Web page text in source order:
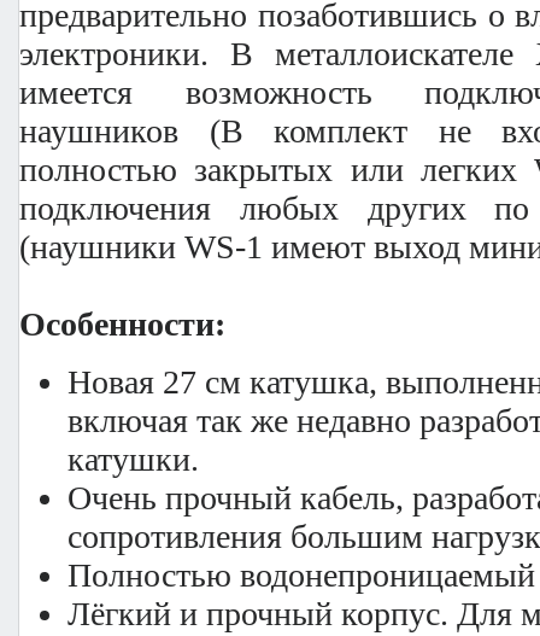
предварительно позаботившись о
электроники. В
имеется возможность
наушников (В комплект не
полностью закрытых или легких
подключения любых других
(наушники WS-1 имеют выход
Особенности:
Новая 27 см катушка,
включая так же недавно
катушки.
Очень прочный кабель,
сопротивления большим
Полностью
Лёгкий и прочный корпус. Для